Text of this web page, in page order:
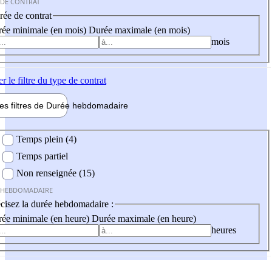
de contrat
minimale (en mois) Durée maximale (en mois)
mois
le filtre du type de contrat
filtres de Durée hebdomadaire
Temps plein (4)
Temps partiel
Non renseignée (15)
la durée hebdomadaire :
minimale (en heure) Durée maximale (en heure)
heures